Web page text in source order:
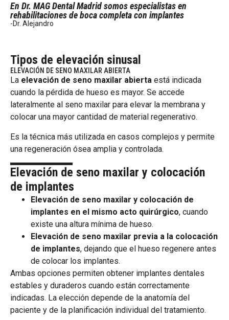
En Dr. MAG Dental Madrid somos especialistas en
rehabilitaciones de boca completa con implantes
-Dr. Alejandro
Tipos de elevación sinusal
ELEVACIÓN DE SENO MAXILAR ABIERTA
La elevación de seno maxilar abierta está indicada
cuando la pérdida de hueso es mayor. Se accede
lateralmente al seno maxilar para elevar la membrana y
colocar una mayor cantidad de material regenerativo.
Es la técnica más utilizada en casos complejos y permite
una regeneración ósea amplia y controlada.
Elevación de seno maxilar y colocación
de implantes
Elevación de seno maxilar y colocación de
implantes en el mismo acto quirúrgico, cuando
existe una altura mínima de hueso.
Elevación de seno maxilar previa a la colocación
de implantes, dejando que el hueso regenere antes
de colocar los implantes.
Ambas opciones permiten obtener implantes dentales
estables y duraderos cuando están correctamente
indicadas. La elección depende de la anatomía del
paciente y de la planificación individual del tratamiento.